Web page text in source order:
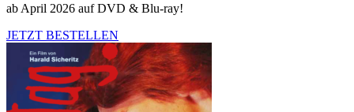
ab April 2026 auf DVD & Blu-ray!
JETZT BESTELLEN